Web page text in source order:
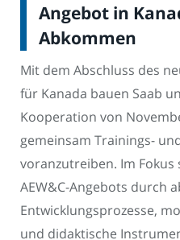
Angebot in
Abkommen
Mit dem Abschluss des
für Kanada bauen Saab
Kooperation von
gemeinsam Trainings-
voranzutreiben. Im
AEW&C-Angebots durch
Entwicklungsprozesse,
und didaktische